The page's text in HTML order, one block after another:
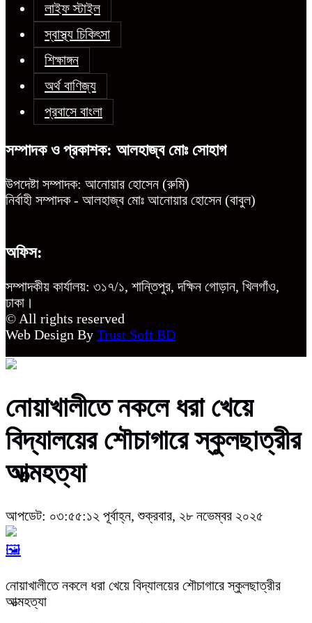
লাইফ স্টাইল
স্বাস্থ্য চিকিৎসা
শিক্ষাঙ্গন
অর্থ বাণিজ্য
প্রবাসে বাংলা
সম্পাদক ও প্রকাশক: আলহাজ্ব মোঃ সোহাগ
উপদেষ্টা সম্পাদক: আনোয়ার হোসেন (রুমি)
নির্বাহী সম্পাদক - আলহাজ্ব মোঃ আনোয়ার হোসেন (বাবুল)
অফিস:
সম্পাদকীয় কার্যালয়: ৩১৭/১, শান্তিপুর, দক্ষিন গোড়ান, খিলগাঁও,
ঢাকা।
© All rights reserved
Web Design By Trust Soft BD
নোয়াখালীতে নকলে ধরা খেয়ে
বিদ্যালয়ের শৌচাগারে স্কুলছাত্রীর
আত্মহত্যা
আপডেট: ০৩:৫৫:১২ পূর্বাহ্ন, শুক্রবার, ২৮ নভেম্বর ২০২৫
🖼️
নোয়াখালীতে নকলে ধরা খেয়ে বিদ্যালয়ের শৌচাগারে স্কুলছাত্রীর
আত্মহত্যা